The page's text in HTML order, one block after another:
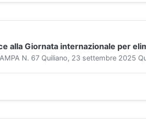
alla Giornata internazionale per
N. 67 Quiliano, 23 settembre 2025